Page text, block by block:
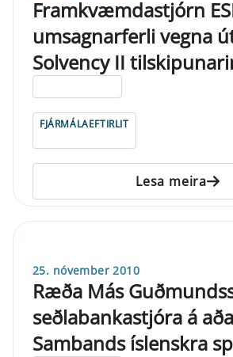
Framkvæmdastjórn
umsagnarferli vegna
Solvency II
FJÁRMÁLAEFTIRLIT
Lesa meira
25. nóvember 2010
Ræða Más
seðlabankastjóra á
Sambands íslenskra